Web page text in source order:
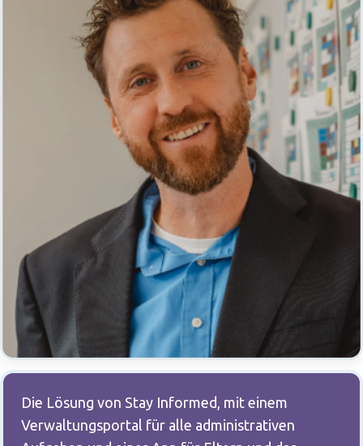
Die Lösung von Stay Informed, mit einem
Verwaltungsportal für alle administrativen